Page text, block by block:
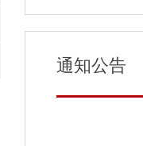
通知公告